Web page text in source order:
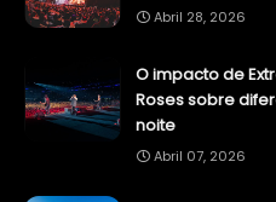
Abril 28, 2026
O impacto de
Roses sobre
noite
Abril 07, 2026